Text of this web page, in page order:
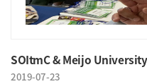
SOItmC & Meijo
2019-07-23